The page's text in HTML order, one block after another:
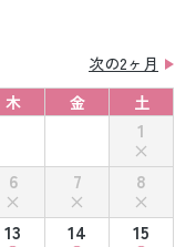
次の2ヶ月
木 金 土
1
6 7
8
13 14
15